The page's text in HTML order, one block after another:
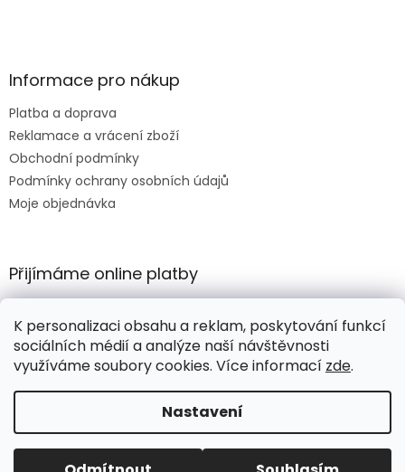
K personalizaci obsahu a reklam, poskytování funkcí
sociálních médií a analýze naší návštěvnosti
využíváme soubory cookies. Více informací zde.
Nastavení
Informace pro nákup
Platba a doprava
Reklamace a vrácení zboží
Obchodní podmínky
Podmínky ochrany osobních údajů
Moje objednávka
Přijímáme online platby
Vytvořil Shoptet
Copyright 2026HORTIKULA. Všechna práva vyhrazena.